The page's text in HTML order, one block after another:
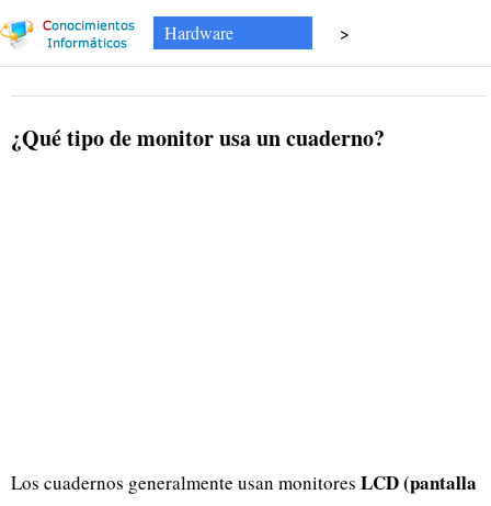
Hardware >
¿Qué tipo de monitor usa un cuaderno?
Los cuadernos generalmente usan monitores LCD (pantalla